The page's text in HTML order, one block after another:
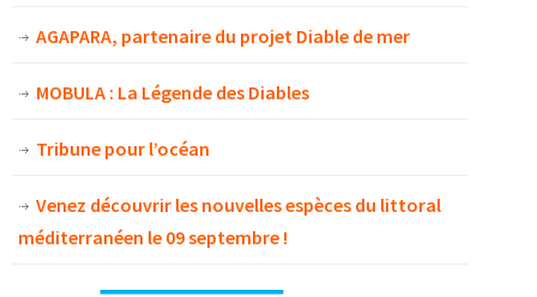
AGAPARA, partenaire du projet Diable de mer
MOBULA : La Légende des Diables
Tribune pour l’océan
Venez découvrir les nouvelles espèces du littoral
méditerranéen le 09 septembre !